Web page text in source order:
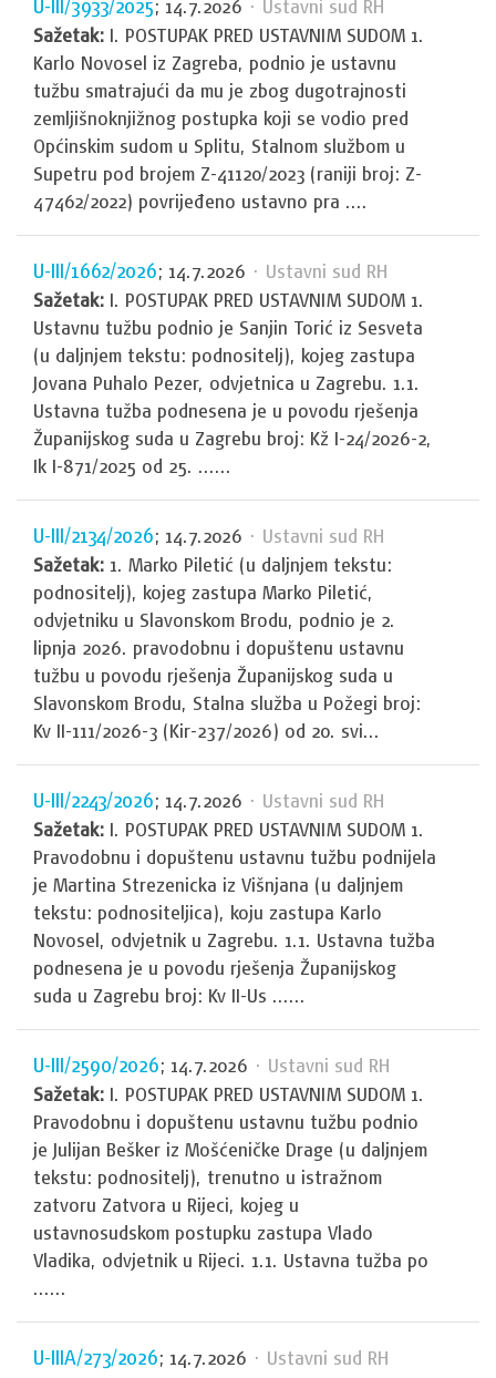
U-III/3933/2025; 14.7.2026 · Ustavni sud RH
Sažetak: I. POSTUPAK PRED USTAVNIM SUDOM 1.
Karlo Novosel iz Zagreba, podnio je ustavnu
tužbu smatrajući da mu je zbog dugotrajnosti
zemljišnoknjižnog postupka koji se vodio pred
Općinskim sudom u Splitu, Stalnom službom u
Supetru pod brojem Z-41120/2023 (raniji broj: Z-
47462/2022) povrijeđeno ustavno pra ....
U-III/1662/2026; 14.7.2026 · Ustavni sud RH
Sažetak: I. POSTUPAK PRED USTAVNIM SUDOM 1.
Ustavnu tužbu podnio je Sanjin Torić iz Sesveta
(u daljnjem tekstu: podnositelj), kojeg zastupa
Jovana Puhalo Pezer, odvjetnica u Zagrebu. 1.1.
Ustavna tužba podnesena je u povodu rješenja
Županijskog suda u Zagrebu broj: Kž I-24/2026-2,
Ik I-871/2025 od 25. ......
U-III/2134/2026; 14.7.2026 · Ustavni sud RH
Sažetak: 1. Marko Piletić (u daljnjem tekstu:
podnositelj), kojeg zastupa Marko Piletić,
odvjetniku u Slavonskom Brodu, podnio je 2.
lipnja 2026. pravodobnu i dopuštenu ustavnu
tužbu u povodu rješenja Županijskog suda u
Slavonskom Brodu, Stalna služba u Požegi broj:
Kv II-111/2026-3 (Kir-237/2026) od 20. svi...
U-III/2243/2026; 14.7.2026 · Ustavni sud RH
Sažetak: I. POSTUPAK PRED USTAVNIM SUDOM 1.
Pravodobnu i dopuštenu ustavnu tužbu podnijela
je Martina Strezenicka iz Višnjana (u daljnjem
tekstu: podnositeljica), koju zastupa Karlo
Novosel, odvjetnik u Zagrebu. 1.1. Ustavna tužba
podnesena je u povodu rješenja Županijskog
suda u Zagrebu broj: Kv II-Us ......
U-III/2590/2026; 14.7.2026 · Ustavni sud RH
Sažetak: I. POSTUPAK PRED USTAVNIM SUDOM 1.
Pravodobnu i dopuštenu ustavnu tužbu podnio
je Julijan Bešker iz Mošćeničke Drage (u daljnjem
tekstu: podnositelj), trenutno u istražnom
zatvoru Zatvora u Rijeci, kojeg u
ustavnosudskom postupku zastupa Vlado
Vladika, odvjetnik u Rijeci. 1.1. Ustavna tužba po
......
U-IIIA/273/2026; 14.7.2026 · Ustavni sud RH